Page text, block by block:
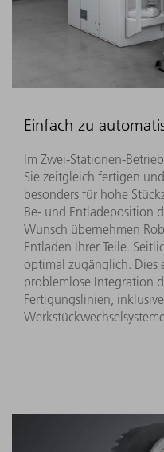
Einfach zu
Im Zwei-Stationen-
Sie zeitgleich fertigen
besonders für hohe
Be- und Entladeposition
Wunsch übernehmen
Entladen Ihrer Teile.
optimal zugänglich. Dies
problemlose Integration
Fertigungslinien,